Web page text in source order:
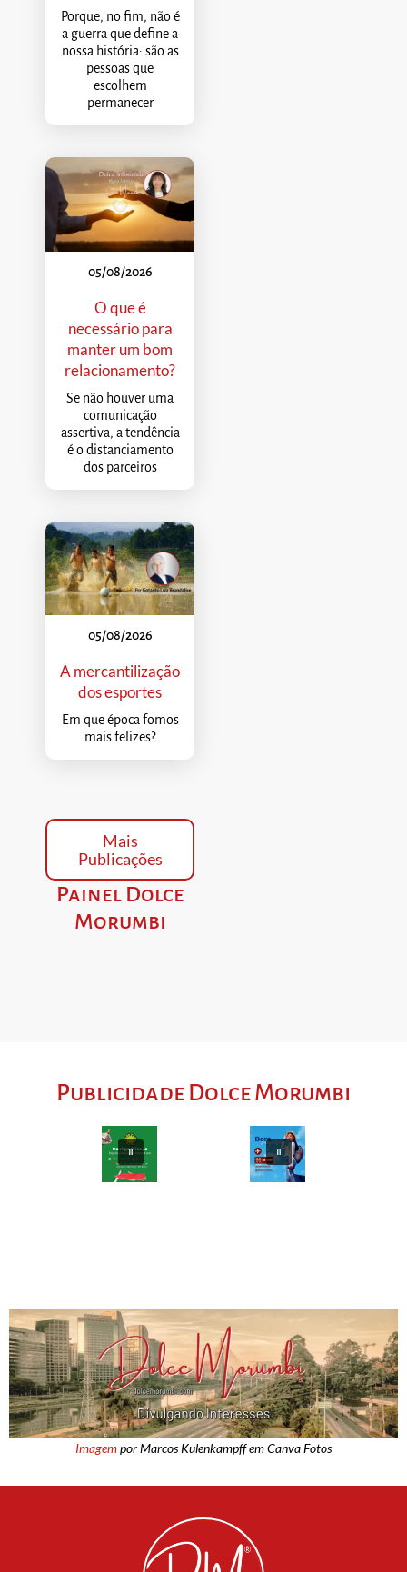
Porque, no fim, não é
a guerra que define a
nossa história: são as
pessoas que
escolhem
permanecer
05/08/2026
O que é
necessário para
manter um bom
relacionamento?
Se não houver uma
comunicação
assertiva, a tendência
é o distanciamento
dos parceiros
05/08/2026
A mercantilização
dos esportes
Em que época fomos
mais felizes?
Mais
Publicações
Painel Dolce
Morumbi
Publicidade Dolce Morumbi
Imagempor Marcos Kulenkampff em Canva Fotos